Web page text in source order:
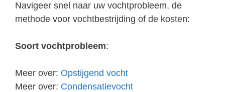
Navigeer snel naar uw vochtprobleem, de
methode voor vochtbestrijding of de kosten:
Soort vochtprobleem:
Meer over: Opstijgend vocht
Meer over: Condensatievocht